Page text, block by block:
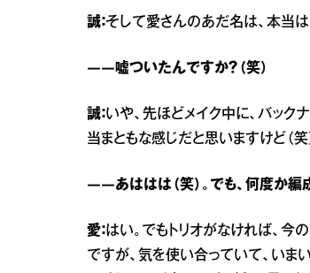
誠：そして愛さんのあだ名は、本当は
――嘘ついたんですか？（笑）
誠：いや、先ほどメイク中に、バック
当まともな感じだと思いますけど（笑
――あははは（笑）。でも、何度か編
愛：はい。でもトリオがなければ、
ですが、気を使い合っていて、いま